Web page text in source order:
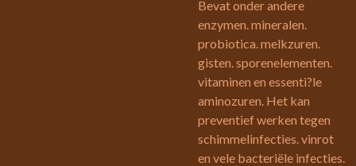
Bevat onder andere
enzymen. mineralen.
probiotica. melkzuren.
gisten. sporenelementen.
vitaminen en essenti?le
aminozuren. Het kan
preventief werken tegen
schimmelinfecties. vinrot
en vele bacteriële infecties.